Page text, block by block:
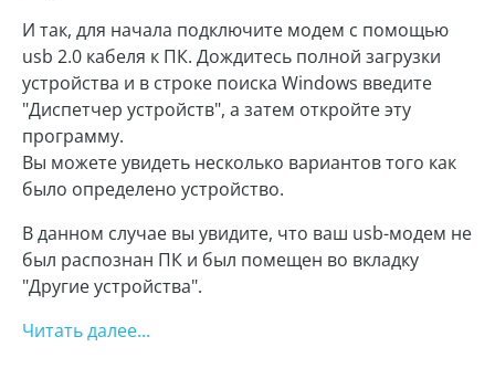
И так, для начала подключите модем с помощью
usb 2.0 кабеля к ПК. Дождитесь полной загрузки
устройства и в строке поиска Windows введите
"Диспетчер устройств", а затем откройте эту
программу.
Вы можете увидеть несколько вариантов того как
было определено устройство.
В данном случае вы увидите, что ваш usb-модем не
был распознан ПК и был помещен во вкладку
"Другие устройства".
Читать далее...